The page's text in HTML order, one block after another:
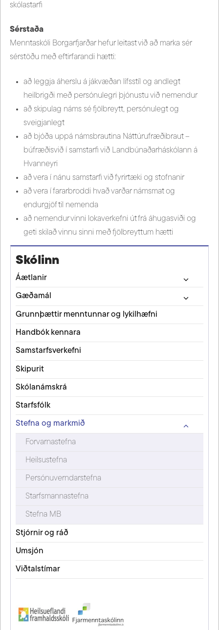
skólastarfi
Sérstaða
Menntaskóli Borgarfjarðar hefur leitast við að marka sér
sérstöðu með eftirfarandi hætti:
að leggja áherslu á jákvæðan lífsstíl og andlegt
heilbrigði með persónulegri þjónustu við nemendur
að skipulag náms sé fjölbreytt, persónulegt og
sveigjanlegt
að bjóða uppá námsbrautina Náttúrufræðibraut –
búfræðisvið í samstarfi við Landbúnaðarháskólann á
Hvanneyri
að vera í nánu samstarfi við fyrirtæki og stofnanir
að vera í fararbroddi hvað varðar námsmat og
endurgjöf til nemenda
að nemendur vinni lokaverkefni út frá áhugasviði og
geti skilað vinnu sinni með fjölbreyttum hætti
Skólinn
Áætlanir
Gæðamál
Grunnþættir menntunnar og lykilhæfni
Handbók kennara
Samstarfsverkefni
Skipurit
Skólanámskrá
Starfsfólk
Stefna og markmið
Forvarnastefna
Heilsustefna
Persónuverndarstefna
Starfsmannastefna
Stefna MB
Stjórnir og ráð
Umsjón
Viðtalstímar